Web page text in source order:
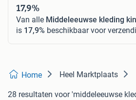
17,9%
Van alle Middeleeuwse kleding
is 17,9% beschikbaar voor
Home Heel Marktplaats
28 resultaten voor 'middeleeuwse